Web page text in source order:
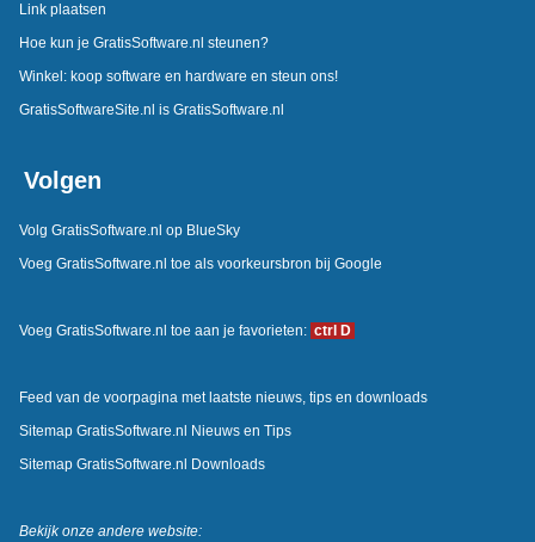
Link plaatsen
Hoe kun je GratisSoftware.nl steunen?
Winkel: koop software en hardware en steun ons!
GratisSoftwareSite.nl is GratisSoftware.nl
Volgen
Volg GratisSoftware.nl op BlueSky
Voeg GratisSoftware.nl toe als voorkeursbron bij Google
Voeg GratisSoftware.nl toe aan je favorieten: ctrl D
Feed van de voorpagina met laatste nieuws, tips en downloads
Sitemap GratisSoftware.nl Nieuws en Tips
Sitemap GratisSoftware.nl Downloads
Bekijk onze andere website: